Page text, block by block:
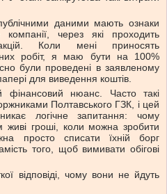
даними мають ознаки
компанії, через які проходить
Коли мені приносять
робіт, я маю бути на 100%
були проведені в заявленому
для виведення коштів.
нюанс. Часто такі
Полтавського ГЗК, і цей
логічне запитання: чому
гроші, коли можна зробити
просто списати їхній борг
того, щоб вимивати обігові
відповіді, чому вони не йдуть